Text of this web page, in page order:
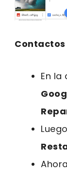
Contactos
En la